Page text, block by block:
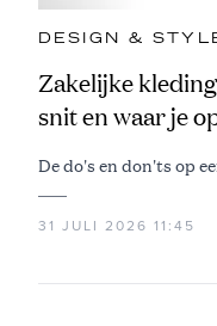
DESIGN &
Zakelijke
snit en waar je
De do's en don'ts op
31 JULI 2026 11:45